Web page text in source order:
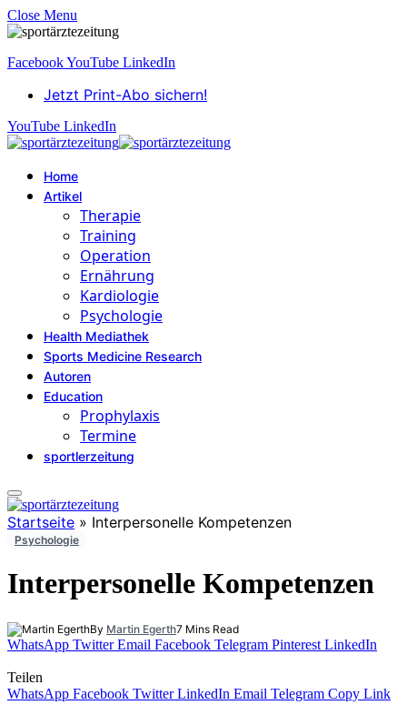
Close Menu
FacebookYouTube LinkedIn
Jetzt Print-Abo sichern!
YouTube LinkedIn
Home
Artikel
Therapie
Training
Operation
Ernährung
Kardiologie
Psychologie
Health Mediathek
Sports Medicine Research
Autoren
Education
Prophylaxis
Termine
sportlerzeitung
Startseite » Interpersonelle Kompetenzen
Psychologie
Interpersonelle Kompetenzen
By Martin Egerth7 Mins Read
WhatsApp Twitter Email Facebook Telegram Pinterest LinkedIn
Teilen
WhatsApp Facebook Twitter LinkedIn Email Telegram Copy Link